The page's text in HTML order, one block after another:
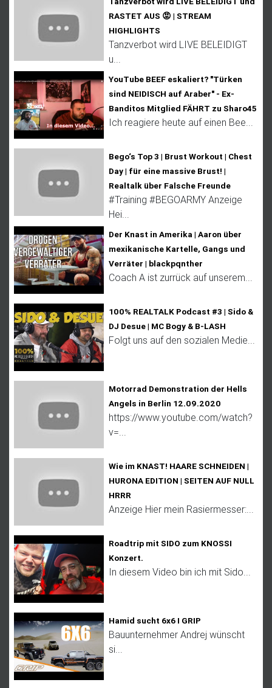
RASTET AUS 😡 | STREAM
HIGHLIGHTS
Tanzverbot wird LIVE BELEIDIGT
u...
YouTube BEEF eskaliert? "Türken
sind NEIDISCH auf Araber" - Ex-
Banditos Mitglied FÄHRT zu Sharo45
Ich reagiere heute auf einen Bee...
Bego‘s Top 3 | Brust Workout | Chest
Day | für eine massive Brust! |
Realtalk über Falsche Freunde
#Training #BEGOARMY Anzeige
Hei...
Der Knast in Amerika | Aaron über
mexikanische Kartelle, Gangs und
Verräter | blackpqnther
Coach A ist zurrück auf unserem...
100% REALTALK Podcast #3 | Sido &
DJ Desue | MC Bogy & B-LASH
Folgt uns auf den sozialen Medie...
Motorrad Demonstration der Hells
Angels in Berlin 12.09.2020
https://www.youtube.com/watch?
v=...
Wie im KNAST! HAARE SCHNEIDEN |
HURONA EDITION | SEITEN AUF NULL
HRRR
Anzeige Hier mein Rasiermesser:...
Roadtrip mit SIDO zum KNOSSI
Konzert.
In diesem Video bin ich mit Sido...
Hamid sucht 6x6 I GRIP
Bauunternehmer Andrej wünscht
si...